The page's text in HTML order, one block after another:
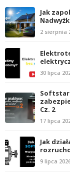
Jak
2 sierpnia
30 lipca
Cz. 2
17 lipca
Jak
9 lipca